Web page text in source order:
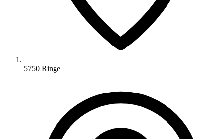
5750 Ringe